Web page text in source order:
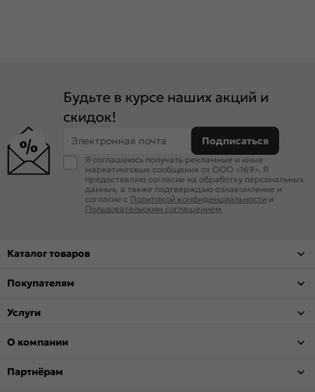
Будьте в курсе наших акций и
скидок!
Электронная почта Подписаться
Я соглашаюсь получать рекламные и иные
маркетинговые сообщения от ООО «169». Я
предоставляю согласие на обработку персональных
данных, а также подтверждаю ознакомление и
согласие с Политикой конфиденциальности и
Пользовательским соглашением.
Каталог товаров
Покупателям
Услуги
О компании
Партнёрам